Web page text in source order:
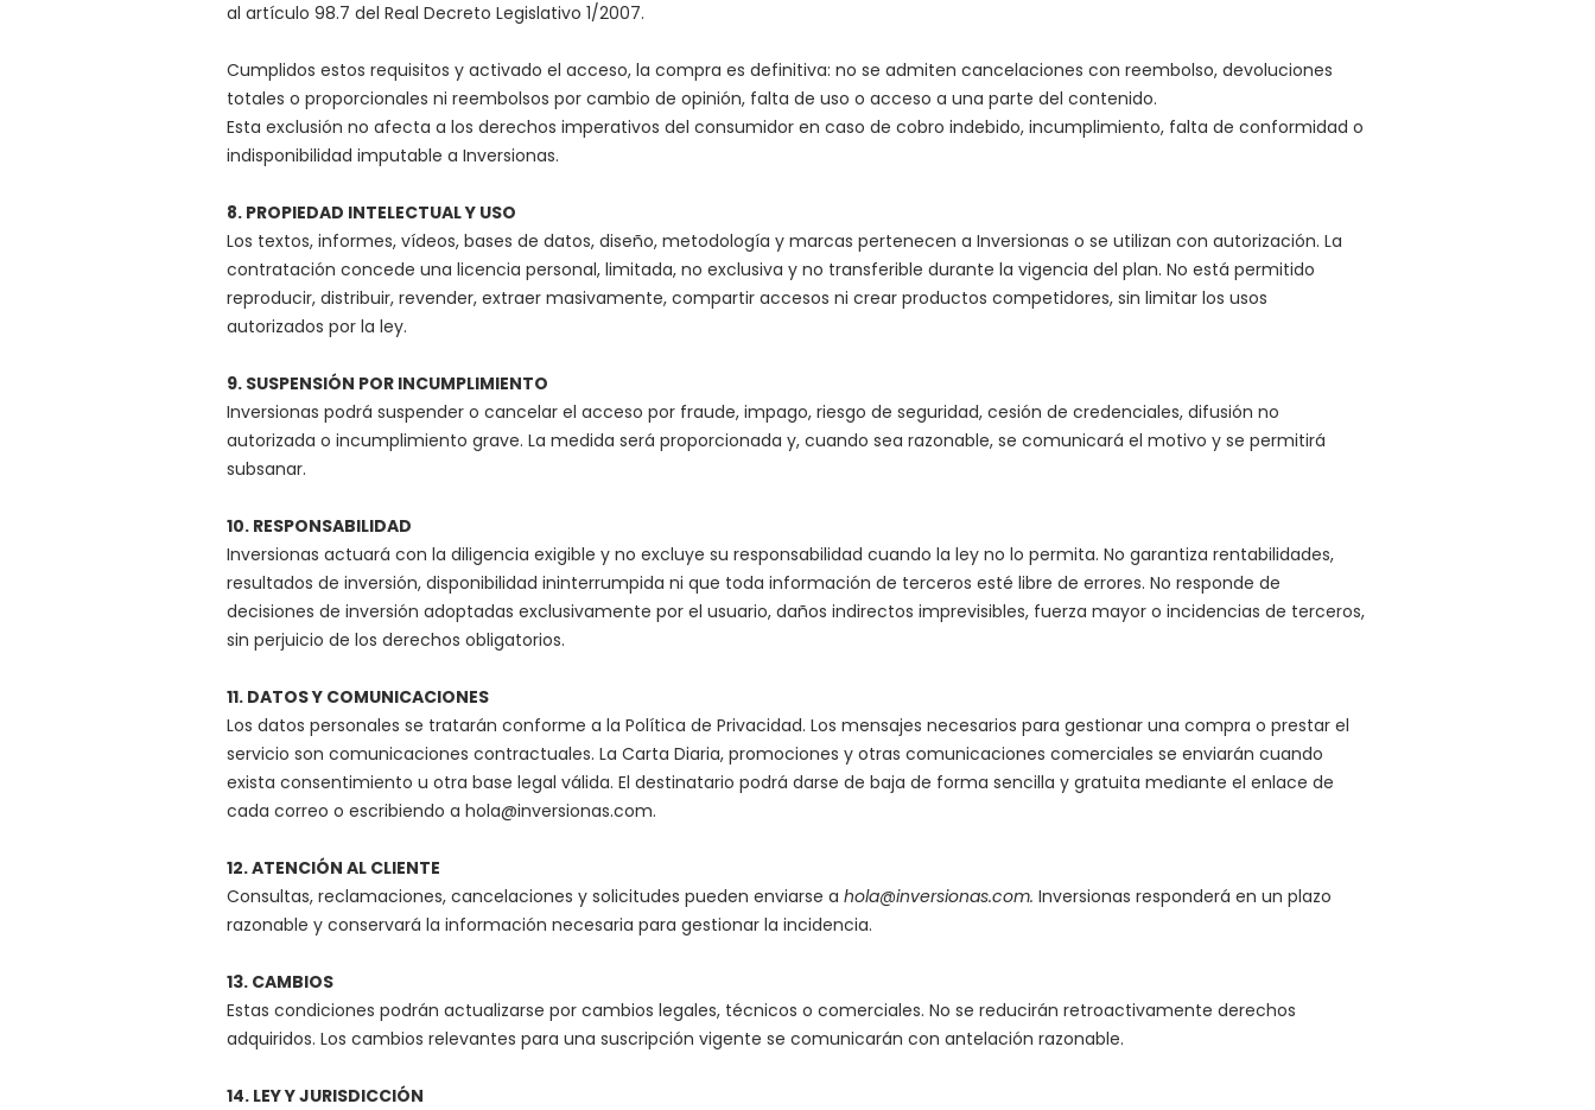
al artículo 98.7 del Real Decreto Legislativo 1/2007.
Cumplidos estos requisitos y activado el acceso, la compra es definitiva: no se admiten cancelaciones con reembolso, devoluciones
totales o proporcionales ni reembolsos por cambio de opinión, falta de uso o acceso a una parte del contenido.
Esta exclusión no afecta a los derechos imperativos del consumidor en caso de cobro indebido, incumplimiento, falta de conformidad o
indisponibilidad imputable a Inversionas.
8. PROPIEDAD INTELECTUAL Y USO
Los textos, informes, vídeos, bases de datos, diseño, metodología y marcas pertenecen a Inversionas o se utilizan con autorización. La
contratación concede una licencia personal, limitada, no exclusiva y no transferible durante la vigencia del plan. No está permitido
reproducir, distribuir, revender, extraer masivamente, compartir accesos ni crear productos competidores, sin limitar los usos
autorizados por la ley.
9. SUSPENSIÓN POR INCUMPLIMIENTO
Inversionas podrá suspender o cancelar el acceso por fraude, impago, riesgo de seguridad, cesión de credenciales, difusión no
autorizada o incumplimiento grave. La medida será proporcionada y, cuando sea razonable, se comunicará el motivo y se permitirá
subsanar.
10. RESPONSABILIDAD
Inversionas actuará con la diligencia exigible y no excluye su responsabilidad cuando la ley no lo permita. No garantiza rentabilidades,
resultados de inversión, disponibilidad ininterrumpida ni que toda información de terceros esté libre de errores. No responde de
decisiones de inversión adoptadas exclusivamente por el usuario, daños indirectos imprevisibles, fuerza mayor o incidencias de terceros,
sin perjuicio de los derechos obligatorios.
11. DATOS Y COMUNICACIONES
Los datos personales se tratarán conforme a la Política de Privacidad. Los mensajes necesarios para gestionar una compra o prestar el
servicio son comunicaciones contractuales. La Carta Diaria, promociones y otras comunicaciones comerciales se enviarán cuando
exista consentimiento u otra base legal válida. El destinatario podrá darse de baja de forma sencilla y gratuita mediante el enlace de
cada correo o escribiendo a hola@inversionas.com.
12. ATENCIÓN AL CLIENTE
Consultas, reclamaciones, cancelaciones y solicitudes pueden enviarse a hola@inversionas.com. Inversionas responderá en un plazo
razonable y conservará la información necesaria para gestionar la incidencia.
13. CAMBIOS
Estas condiciones podrán actualizarse por cambios legales, técnicos o comerciales. No se reducirán retroactivamente derechos
adquiridos. Los cambios relevantes para una suscripción vigente se comunicarán con antelación razonable.
14. LEY Y JURISDICCIÓN